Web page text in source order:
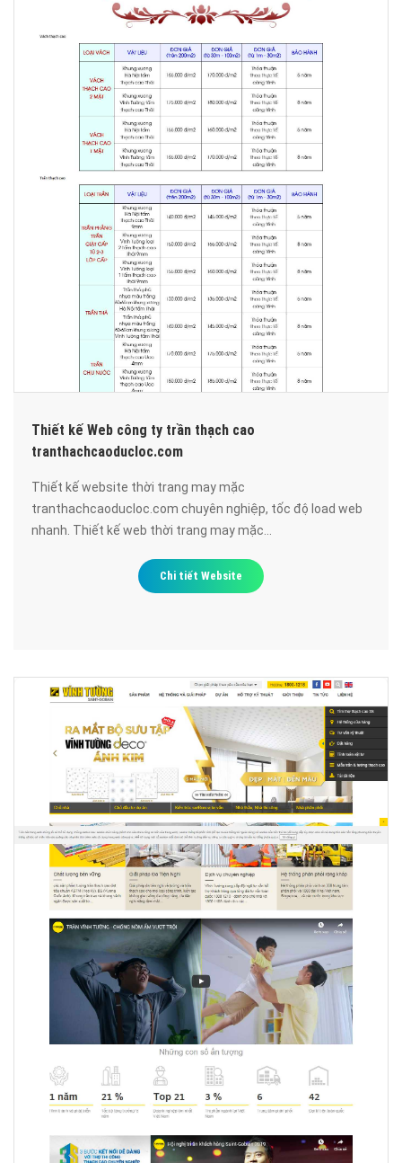
Thiết kế Web công ty trần thạch cao
tranthachcaoducloc.com
Thiết kế website thời trang may mặc
tranthachcaoducloc.com chuyên nghiệp, tốc độ load web
nhanh. Thiết kế web thời trang may mặc
cao, uy tín, chất lượng. Chi tiết Website